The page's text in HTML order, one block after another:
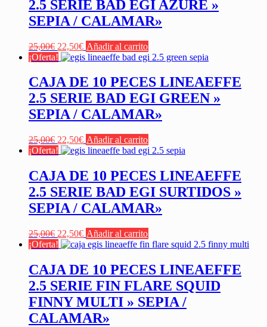
2.5 SERIE BAD EGI AZURE »
SEPIA / CALAMAR»
25,00€ El
precio
era:
25,00€.
22,50€El
precio
es:
22,50€.
Añadir al carrito
¡Oferta!
CAJA DE 10 PECES LINEAEFFE
2.5 SERIE BAD EGI GREEN »
SEPIA / CALAMAR»
25,00€ El
precio
era:
25,00€.
22,50€El
precio
es:
22,50€.
Añadir al carrito
¡Oferta!
CAJA DE 10 PECES LINEAEFFE
2.5 SERIE BAD EGI SURTIDOS »
SEPIA / CALAMAR»
25,00€ El
precio
era:
25,00€.
22,50€El
precio
es:
22,50€.
Añadir al carrito
¡Oferta!
CAJA DE 10 PECES LINEAEFFE
2.5 SERIE FIN FLARE SQUID
FINNY MULTI » SEPIA /
CALAMAR»